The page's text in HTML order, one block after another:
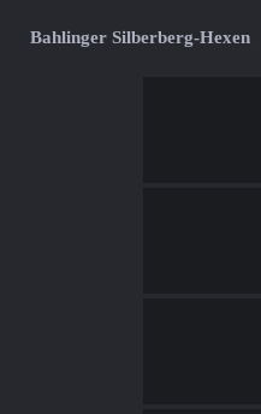
Bahlinger Silberberg-Hexen